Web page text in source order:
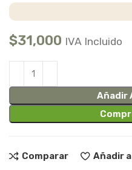
$31,000 IVA Incluido
Añadir
Comparar Añadir